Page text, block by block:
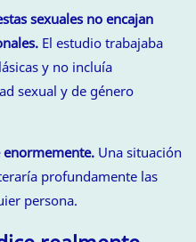
sexuales no encajan
El estudio trabajaba
y no incluía
sexual y de género
Una situación
profundamente las
persona.